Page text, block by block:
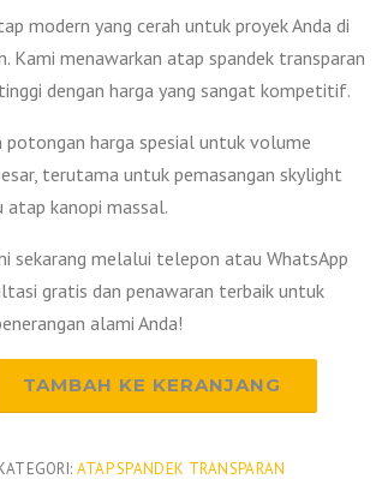
modern yang cerah untuk proyek Anda di
Kami menawarkan atap spandek transparan
dengan harga yang sangat kompetitif.
harga spesial untuk volume
terutama untuk pemasangan skylight
atap kanopi massal.
sekarang melalui telepon atau WhatsApp
gratis dan penawaran terbaik untuk
alami Anda!
TAMBAH KE KERANJANG
ATAP SPANDEK TRANSPARAN